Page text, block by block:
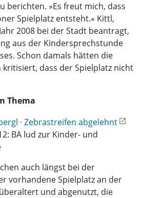
berichten. »Es freut mich, dass
Spielplatz entsteht.« Kittl,
2008 bei der Stadt beantragt,
aus der Kindersprechstunde
Schon damals hätten die
kritisiert, dass der Spielplatz nicht
Thema
· Zebrastreifen abgelehnt
BA lud zur Kinder- und
auch längst bei der
vorhandene Spielplatz an der
und abgenutzt, die